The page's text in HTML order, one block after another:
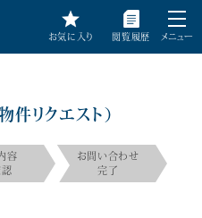
お気に入り 閲覧履歴 メニュー
件リクエスト）
容
認
お問い合わせ
完了